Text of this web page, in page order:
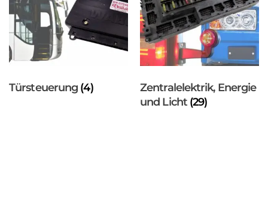
Türsteuerung (4)
Zentralelektrik, Energie
und Licht (29)